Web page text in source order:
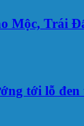
Mộc, Trái
tới lỗ